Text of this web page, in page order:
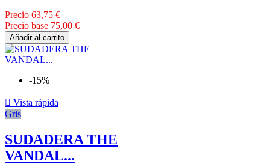
Precio 63,75 €
Precio base 75,00 €
Añadir al carrito
-15%
 Vista rápida
Gris
SUDADERA THE
VANDAL...